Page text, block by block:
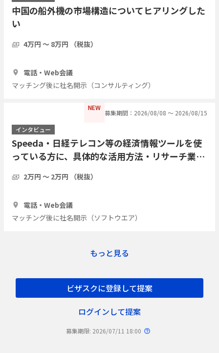
中国の船外機の市場構造についてヒアリングした
い
4万円 〜 8万円 （税抜）
電話・Web会議
マッチング後に社名開示（コンサルティング）
NEW
募集期間：2026/08/08 〜 2026/08/15
インタビュー
Speeda・日経テレコン等の経済情報ツールを使
っている方に、具体的な活用方法・リサーチ業務
2万円 〜 2万円 （税抜）
電話・Web会議
マッチング後に社名開示（ソフトウエア）
もっと見る
ビザスクに登録して提案
ログインして提案
募集期限: 2026/07/11 18:00